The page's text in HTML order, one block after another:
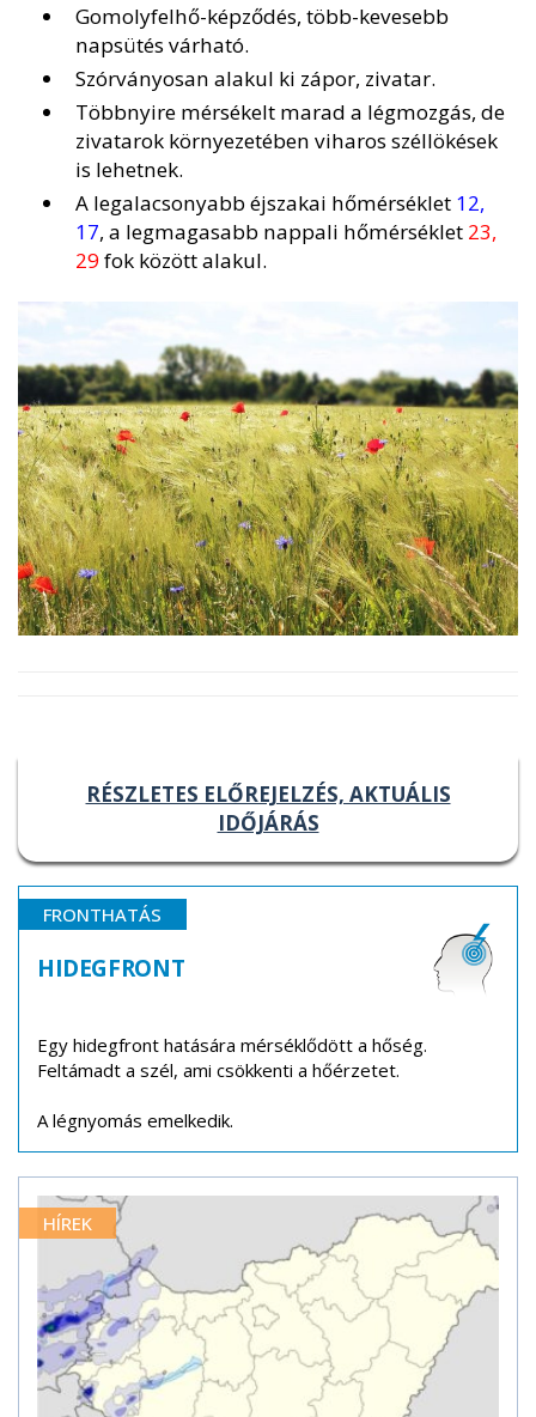
Gomolyfelhő-képződés, több-kevesebb
napsütés várható.
Szórványosan alakul ki zápor, zivatar.
Többnyire mérsékelt marad a légmozgás, de
zivatarok környezetében viharos széllökések
is lehetnek.
A legalacsonyabb éjszakai hőmérséklet 12,
17, a legmagasabb nappali hőmérséklet 23,
29fok között alakul.
RÉSZLETES ELŐREJELZÉS, AKTUÁLIS
IDŐJÁRÁS
FRONTHATÁS
HIDEGFRONT
Egy hidegfront hatására mérséklődött a hőség.
Feltámadt a szél, ami csökkenti a hőérzetet.
A légnyomás emelkedik.
HÍREK